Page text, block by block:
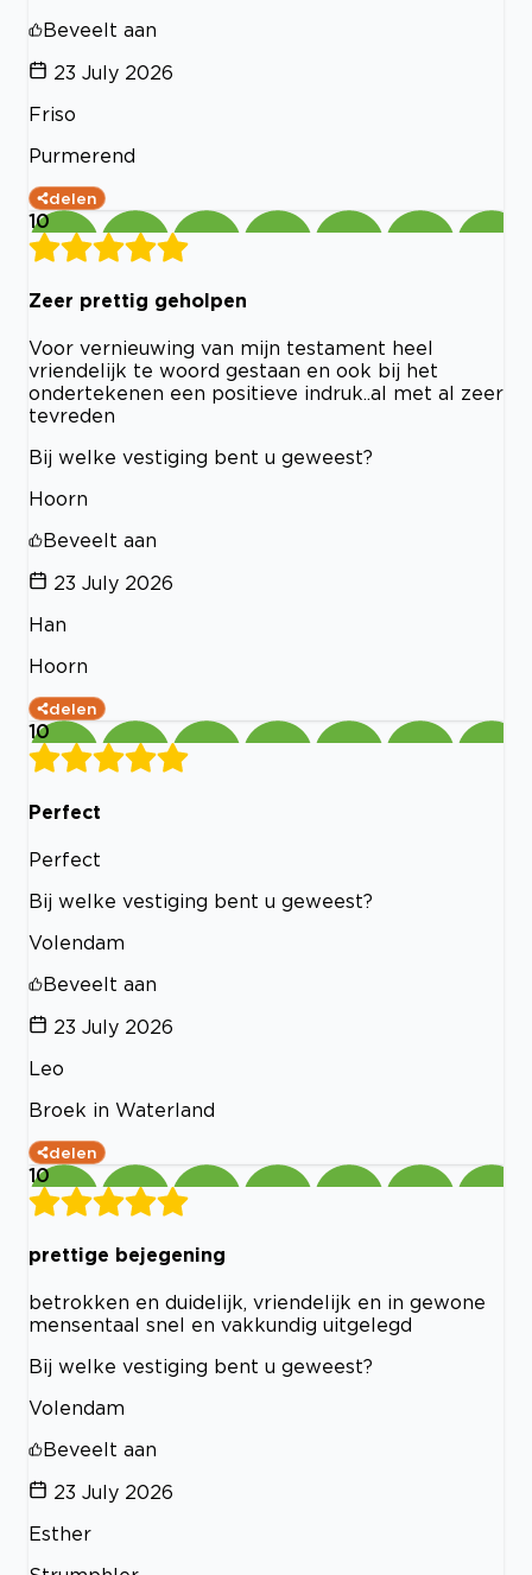
Beveelt aan
23 July 2026
Friso
Purmerend
delen
10
Zeer prettig geholpen
Voor vernieuwing van mijn testament heel
vriendelijk te woord gestaan en ook bij het
ondertekenen een positieve indruk..al met al zeer
tevreden
Bij welke vestiging bent u geweest?
Hoorn
Beveelt aan
23 July 2026
Han
Hoorn
delen
10
Perfect
Perfect
Bij welke vestiging bent u geweest?
Volendam
Beveelt aan
23 July 2026
Leo
Broek in Waterland
delen
10
prettige bejegening
betrokken en duidelijk, vriendelijk en in gewone
mensentaal snel en vakkundig uitgelegd
Bij welke vestiging bent u geweest?
Volendam
Beveelt aan
23 July 2026
Esther